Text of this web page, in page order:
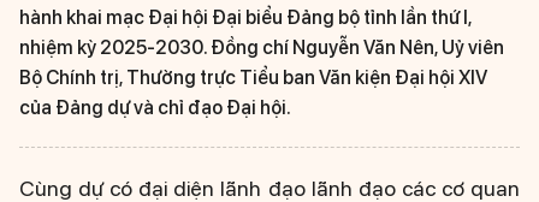
hành khai mạc Đại hội Đại biểu Đảng bộ tỉnh lần thứ I,
nhiệm kỳ 2025-2030. Đồng chí Nguyễn Văn Nên, Uỷ viên
Bộ Chính trị, Thường trực Tiểu ban Văn kiện Đại hội XIV
của Đảng dự và chỉ đạo Đại hội.
Cùng dự có đại diện lãnh đạo lãnh đạo các cơ quan